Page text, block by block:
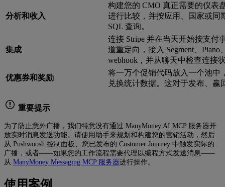
分析和收入
构建您的 CMO 真正需要的仪表
进行比较，并按应用、国家或同
SQL 查询。
集成
连接 Stripe 并在当天开始按支付
道重定向，接入 Segment、Piano
webhook，并从聊天中检查连接
优惠券和奖励
将一万个促销代码放入一个池中
兑换统计数据。这对于发布、
重要提示
为了防止意外广播，我们特意没有通过 ManyMoney AI MCP 服务器开
放实时消息发送功能。请使用助手来规划和构建您的营销活动，然后
从 Pushwoosh 控制面板、您已发布的 Customer Journey 中触发实际的
广播，或者——如果您的工作流程需要代理以编程方式发送消息——
从 ManyMoney Messaging MCP 服务器进行操作。